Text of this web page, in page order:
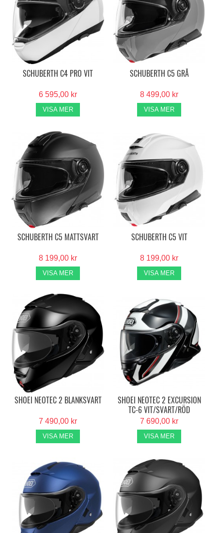
SCHUBERTH C4 PRO VIT
6 595,00 kr
VISA MER
SCHUBERTH C5 GRÅ
8 499,00 kr
VISA MER
SCHUBERTH C5 MATTSVART
8 199,00 kr
VISA MER
SCHUBERTH C5 VIT
8 199,00 kr
VISA MER
SHOEI NEOTEC 2 BLANKSVART
7 490,00 kr
VISA MER
SHOEI NEOTEC 2 EXCURSION
TC-6 VIT/SVART/RÖD
7 690,00 kr
VISA MER